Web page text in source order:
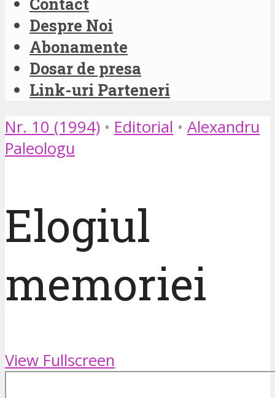
Despre Noi
Abonamente
Dosar de presa
Link-uri Parteneri
Nr. 10 (1994) • Editorial • Alexandru
Paleologu
Elogiul
memoriei
View Fullscreen